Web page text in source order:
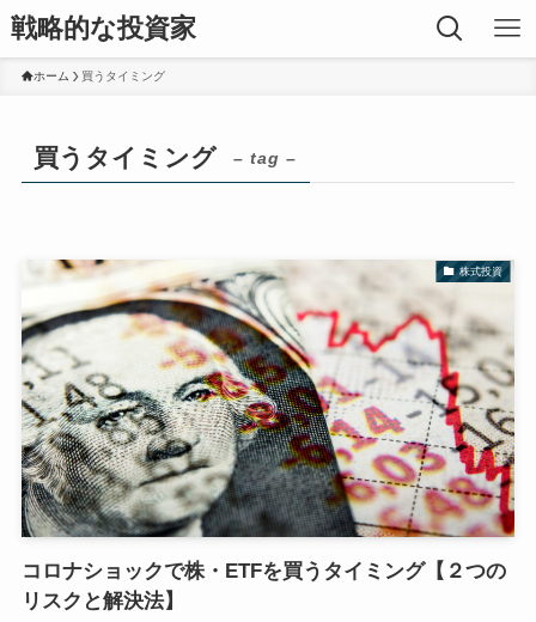
戦略的な投資家
ホーム 買うタイミング
買うタイミング – tag –
株式投資
コロナショックで株・ETFを買うタイミング【２つの
リスクと解決法】